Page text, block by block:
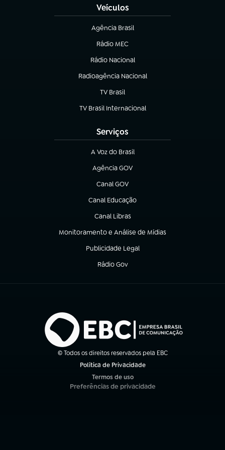
Veículos
Agência Brasil
(abre em nova aba)
Rádio MEC
(abre em nova aba)
Rádio Nacional
Radioagência Nacional
(abre em nova aba)
TV Brasil
(abre em nova aba)
TV Brasil Internacional
(abre em nova aba)
Serviços
A Voz do Brasil
(abre em nova aba)
Agência GOV
(abre em nova aba)
Canal GOV
(abre em nova aba)
Canal Educação
(abre em nova aba)
Canal Libras
(abre em nova aba)
Monitoramento e Análise de Mídias
(abre em nova aba)
Publicidade Legal
(abre em nova aba)
Rádio Gov
(abre em nova aba)
© Todos os direitos reservados pela EBC
Política de Privacidade
Termos de uso
(abre em nova aba)
Preferências de privacidade